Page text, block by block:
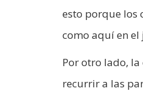
esto porque los
como aquí en el
Por otro lado, la
recurrir a las